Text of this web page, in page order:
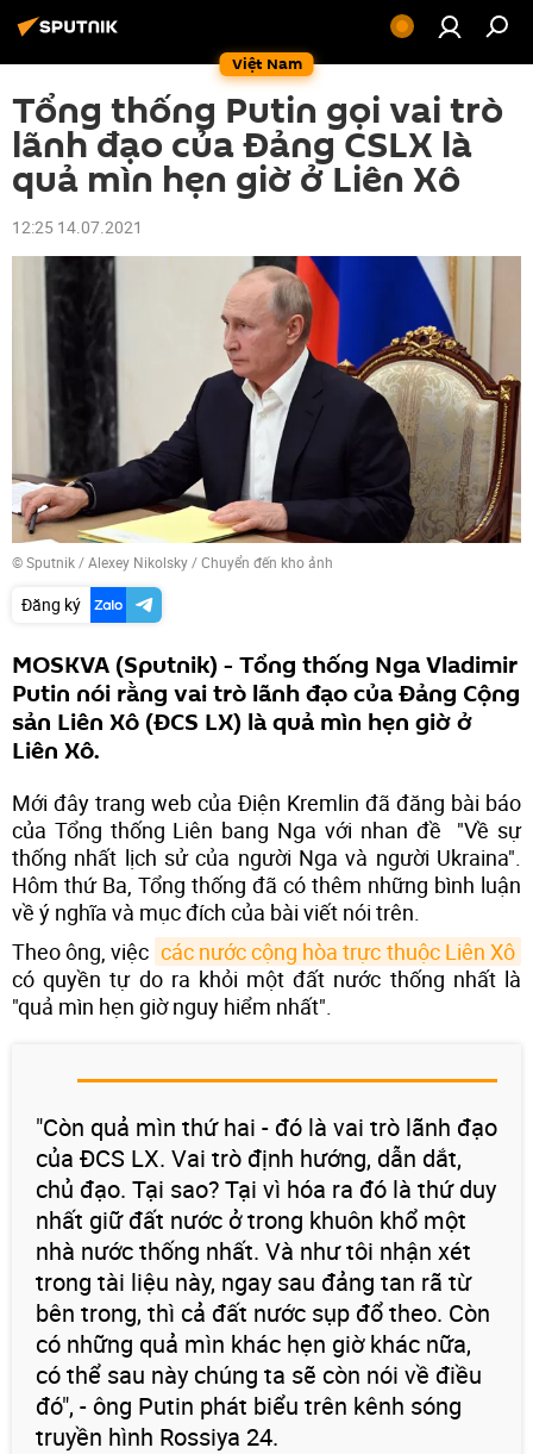
Việt Nam
Tổng thống Putin gọi vai trò
lãnh đạo của Đảng CSLX là
quả mìn hẹn giờ ở Liên Xô
12:25 14.07.2021
© Sputnik / Alexey Nikolsky/Chuyển đến kho ảnh
Đăng ký
MOSKVA (Sputnik) - Tổng thống Nga Vladimir
Putin nói rằng vai trò lãnh đạo của Đảng Cộng
sản Liên Xô (ĐCS LX) là quả mìn hẹn giờ ở
Liên Xô.
Mới đây trang web của Điện Kremlin đã đăng bài báo
của Tổng thống Liên bang Nga với nhan đề "Về sự
thống nhất lịch sử của người Nga và người Ukraina".
Hôm thứ Ba, Tổng thống đã có thêm những bình luận
về ý nghĩa và mục đích của bài viết nói trên.
Theo ông, việc các nước cộng hòa trực thuộc Liên Xô
có quyền tự do ra khỏi một đất nước thống nhất là
"quả mìn hẹn giờ nguy hiểm nhất".
"Còn quả mìn thứ hai - đó là vai trò lãnh đạo
của ĐCS LX. Vai trò định hướng, dẫn dắt,
chủ đạo. Tại sao? Tại vì hóa ra đó là thứ duy
nhất giữ đất nước ở trong khuôn khổ một
nhà nước thống nhất. Và như tôi nhận xét
trong tài liệu này, ngay sau đảng tan rã từ
bên trong, thì cả đất nước sụp đổ theo. Còn
có những quả mìn khác hẹn giờ khác nữa,
có thể sau này chúng ta sẽ còn nói về điều
đó", - ông Putin phát biểu trên kênh sóng
truyền hình Rossiya 24.